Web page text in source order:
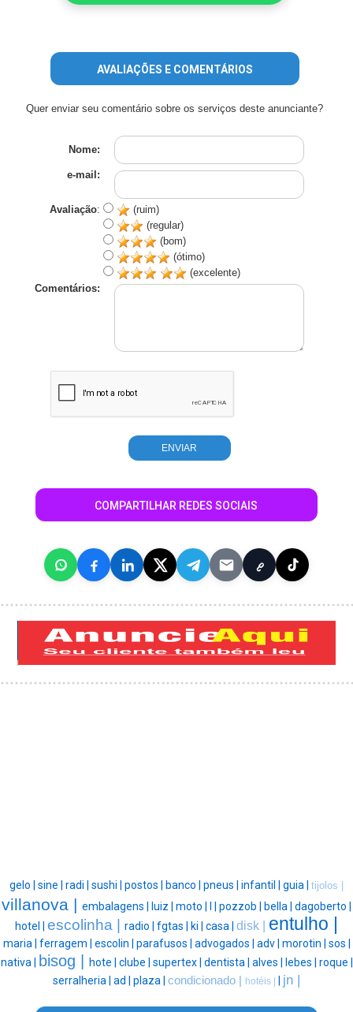
AVALIAÇÕES E COMENTÁRIOS
Quer enviar seu comentário sobre os serviços deste anunciante?
Nome:
e-mail:
Avaliação:
(ruim)
(regular)
(bom)
(ótimo)
(excelente)
Comentários:
COMPARTILHAR REDES SOCIAIS
gelo | sine | radi | sushi | postos | banco | pneus | infantil | guia | tijolos |
villanova | embalagens | luiz | moto | pozzob | bella | dagoberto |
hotel | escolinha | radio | fgtas | ki | casa | disk | entulho |
maria | ferragem | escolin | parafusos | advogados | adv | morotin | sos |
nativa |
bisog | hote | clube | supertex | dentista | alves | lebes | roque |
serralheria | ad | plaza | condicionado | hotéis | jn |